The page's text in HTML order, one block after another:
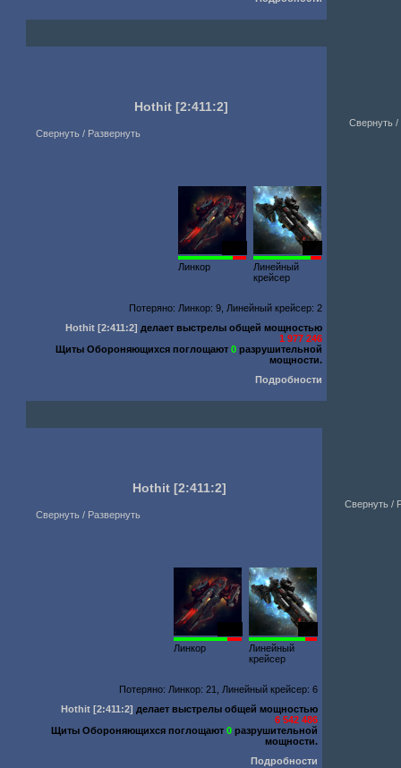
Hothit [2:411:2]
Свернуть / Развернуть
Линкор
Линейный
крейсер
Потеряно: Линкор: 9, Линейный крейсер: 2
Hothit [2:411:2] делает выстрелы общей мощностью
1 977 246
Щиты Обороняющихся поглощают0 разрушительной
мощности.
Подробности
Свернуть /
Hothit [2:411:2]
Свернуть / Развернуть
Линкор
Линейный
крейсер
Потеряно: Линкор: 21, Линейный крейсер: 6
Hothit [2:411:2] делает выстрелы общей мощностью
6 542 486
Щиты Обороняющихся поглощают0 разрушительной
мощности.
Подробности
Свернуть /